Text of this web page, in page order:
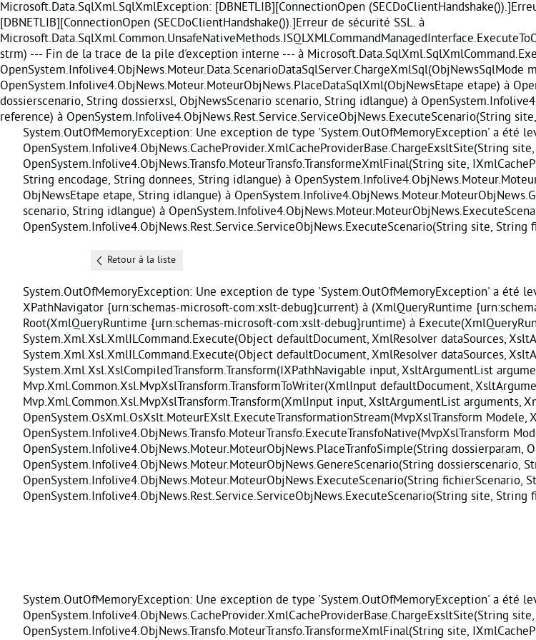
Microsoft.Data.SqlXml.SqlXmlException: [DBNETLIB][ConnectionOpen
[DBNETLIB][ConnectionOpen (SECDoClientHandshake()).]Erreur de sécurité SSL. à
strm) --- Fin de la trace de la pile d'exception interne --- à
OpenSystem.Infolive4.ObjNews.Moteur.MoteurObjNews.PlaceDataSqlXml(ObjNewsEtape etape) à
dossierscenario, String dossierxsl, ObjNewsScenario scenario, String idlangue) à
reference) à OpenSystem.Infolive4.ObjNews.Rest.Service.ServiceObjNews.ExecuteScenario(String
System.OutOfMemoryException: Une exception de type 'System.OutOfMemoryException' a été
OpenSystem.Infolive4.ObjNews.CacheProvider.XmlCacheProviderBase.ChargeExsltSite(String
OpenSystem.Infolive4.ObjNews.Transfo.MoteurTransfo.TransformeXmlFinal(String site,
String encodage, String donnees, String idlangue) à
ObjNewsEtape etape, String idlangue) à
scenario, String idlangue) à
OpenSystem.Infolive4.ObjNews.Rest.Service.ServiceObjNews.ExecuteScenario(String site,
Retour à la liste
System.OutOfMemoryException: Une exception de type 'System.OutOfMemoryException' a été
XPathNavigator {urn:schemas-microsoft-com:xslt-debug}current) à (XmlQueryRuntime
Root(XmlQueryRuntime {urn:schemas-microsoft-com:xslt-debug}runtime) à
System.Xml.Xsl.XmlILCommand.Execute(Object defaultDocument, XmlResolver dataSources,
System.Xml.Xsl.XmlILCommand.Execute(Object defaultDocument, XmlResolver dataSources,
System.Xml.Xsl.XslCompiledTransform.Transform(IXPathNavigable input, XsltArgumentList
Mvp.Xml.Common.Xsl.MvpXslTransform.TransformToWriter(XmlInput defaultDocument,
Mvp.Xml.Common.Xsl.MvpXslTransform.Transform(XmlInput input, XsltArgumentList arguments,
OpenSystem.OsXml.OsXslt.MoteurEXslt.ExecuteTransformationStream(MvpXslTransform Modele,
OpenSystem.Infolive4.ObjNews.Transfo.MoteurTransfo.ExecuteTransfoNative(MvpXslTransform
OpenSystem.Infolive4.ObjNews.Moteur.MoteurObjNews.PlaceTranfoSimple(String dossierparam,
OpenSystem.Infolive4.ObjNews.Moteur.MoteurObjNews.GenereScenario(String dossierscenario,
OpenSystem.Infolive4.ObjNews.Moteur.MoteurObjNews.ExecuteScenario(String fichierScenario,
OpenSystem.Infolive4.ObjNews.Rest.Service.ServiceObjNews.ExecuteScenario(String site,
System.OutOfMemoryException: Une exception de type 'System.OutOfMemoryException' a été
OpenSystem.Infolive4.ObjNews.CacheProvider.XmlCacheProviderBase.ChargeExsltSite(String
OpenSystem.Infolive4.ObjNews.Transfo.MoteurTransfo.TransformeXmlFinal(String site,